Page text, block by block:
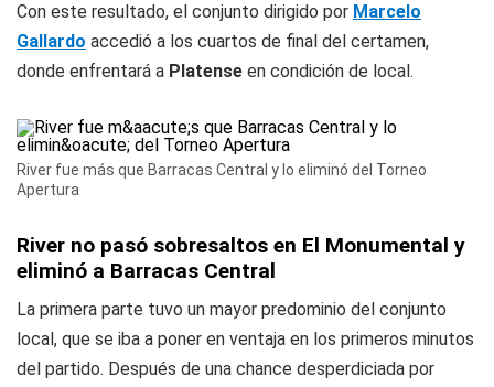
Con este resultado, el conjunto dirigido por Marcelo
Gallardo accedió a los cuartos de final del certamen,
donde enfrentará a Platense en condición de local.
River fue más que Barracas Central y lo eliminó del Torneo
Apertura
River no pasó sobresaltos en El Monumental y
eliminó a Barracas Central
La primera parte tuvo un mayor predominio del conjunto
local, que se iba a poner en ventaja en los primeros minutos
del partido. Después de una chance desperdiciada por